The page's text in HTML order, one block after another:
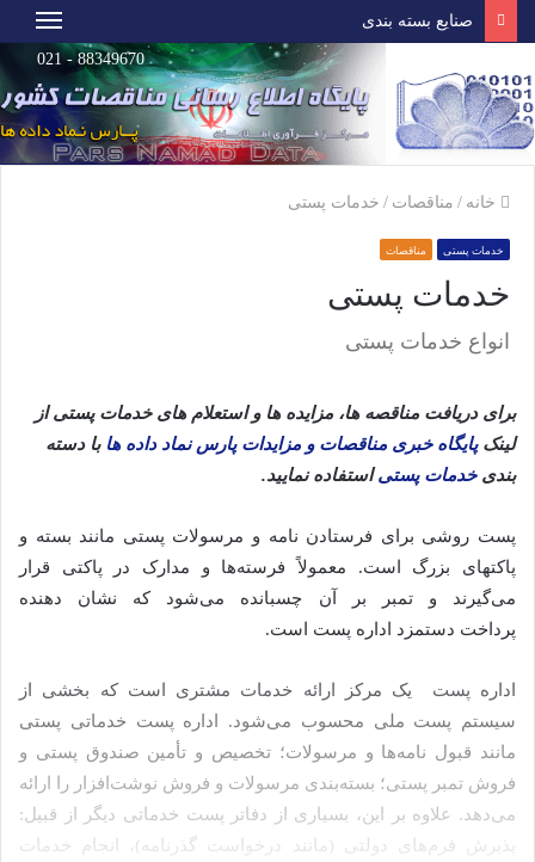
صنایع بسته بندی
88349670 - 021
خانه / مناقصات / خدمات پستی
خدمات پستی مناقصات
خدمات پستی
انواع خدمات پستی
برای دریافت مناقصه ها، مزایده ها و استعلام های خدمات پستی از
لینکپایگاه خبری مناقصات و مزایدات پارس نماد داده ها با دسته
بندیخدمات پستیاستفاده نمایید.
پست روشی برای فرستادن نامه و مرسولات پستی مانند بسته و
پاکتهای بزرگ است. معمولاً فرسته‌ها و مدارک در پاکتی قرار
می‌گیرند و تمبر بر آن چسبانده می‌شود که نشان دهنده
پرداخت دستمزد اداره پست است.
اداره پست یک مرکز ارائه خدمات مشتری است که بخشی از
سیستم پست ملی محسوب می‌شود. اداره پست خدماتی پستی
مانند قبول نامه‌ها و مرسولات؛ تخصیص و تأمین صندوق پستی و
فروش تمبر پستی؛ بسته‌بندی مرسولات و فروش نوشت‌افزار را ارائه
می‌دهد. علاوه بر این، بسیاری از دفاتر پست خدماتی دیگر از قبیل:
پذیرش فرم‌های دولتی (مانند درخواست گذرنامه)، انجام خدمات